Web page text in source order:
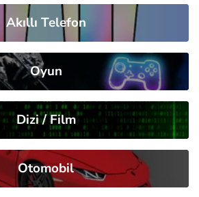
Akıllı Telefon
Oyun
Dizi / Film
Otomobil